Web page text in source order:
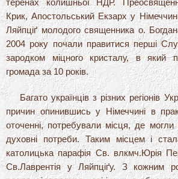
теренах колишньої НДР.
Крик, Апостольський Екзарх у
Ляйпціґ молодого священника о.
2004 року почали правитися перші
зародком міцного кристалу, в який
громада за 10 років.
Багато українців з різних регіонів
причин опинившись у Німеччині в
оточенні, потребували місця, де могли
духовні потреби. Таким місцем і
католицька парафія Св. влкмч.Юрія
Св.Лаврентія у Ляйпціґу. З кожним